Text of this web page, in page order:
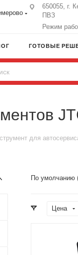
650055, г.
ПВЗ
Режим
ГОТОВЫЕ
для
По умолчанию
Цена